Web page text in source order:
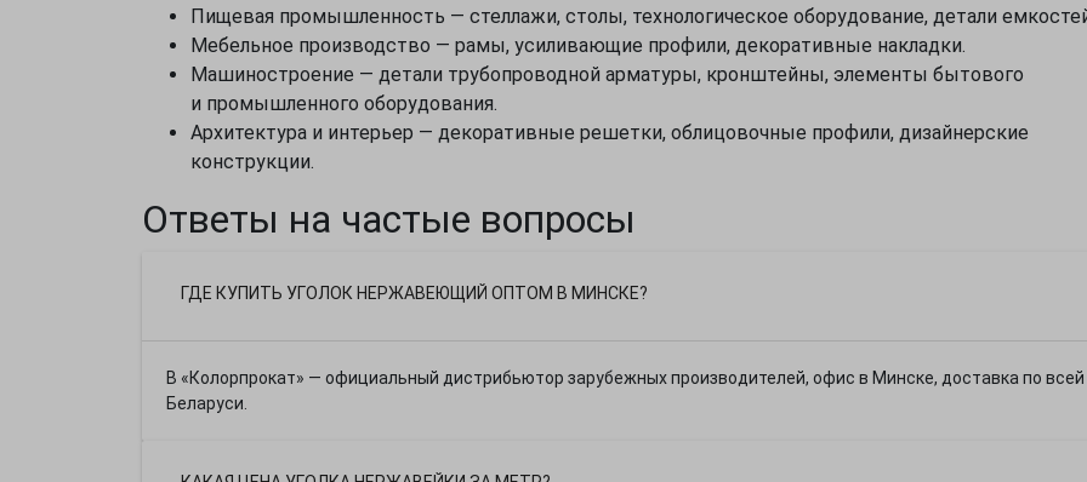
Пищевая промышленность — стеллажи, столы, технологическое оборудование, детали
Мебельное производство — рамы, усиливающие профили, декоративные накладки.
Машиностроение — детали трубопроводной арматуры, кронштейны, элементы бытового
и промышленного оборудования.
Архитектура и интерьер — декоративные решетки, облицовочные профили, дизайнерские
конструкции.
Ответы на частые вопросы
ГДЕ КУПИТЬ УГОЛОК НЕРЖАВЕЮЩИЙ ОПТОМ В МИНСКЕ?
В «Колорпрокат» — официальный дистрибьютор зарубежных производителей, офис в Минске, доставка по всей
Беларуси.